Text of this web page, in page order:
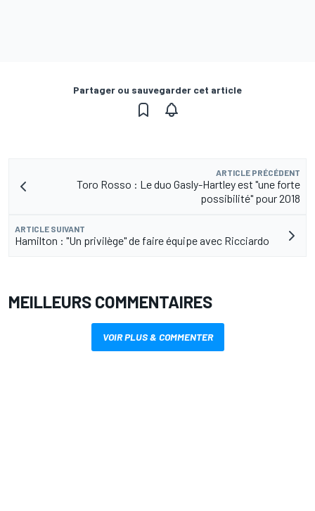
Partager ou sauvegarder cet article
ARTICLE PRÉCÉDENT
Toro Rosso : Le duo Gasly-Hartley est "une forte
possibilité" pour 2018
ARTICLE SUIVANT
Hamilton : "Un privilège" de faire équipe avec Ricciardo
MEILLEURS COMMENTAIRES
VOIR PLUS & COMMENTER